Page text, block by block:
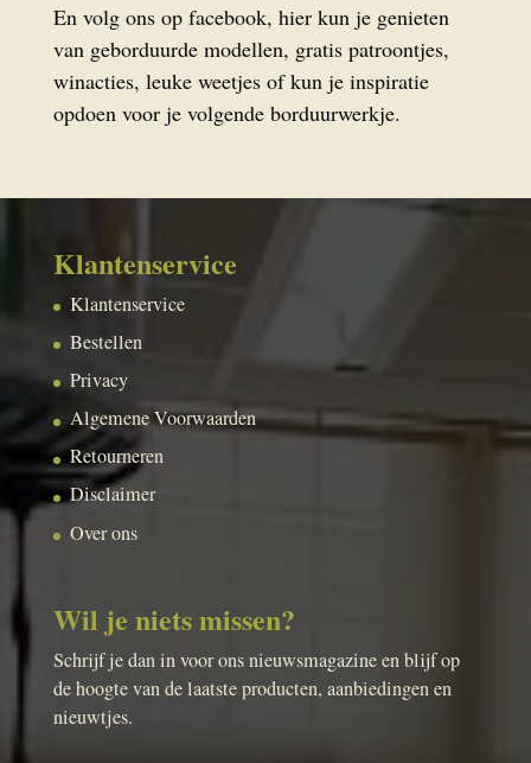
En volg ons op facebook, hier kun je genieten
van geborduurde modellen, gratis patroontjes,
winacties, leuke weetjes of kun je inspiratie
opdoen voor je volgende borduurwerkje.
Klantenservice
Klantenservice
Bestellen
Privacy
Algemene Voorwaarden
Retourneren
Disclaimer
Over ons
Wil je niets missen?
Schrijf je dan in voor ons nieuwsmagazine en blijf op
de hoogte van de laatste producten, aanbiedingen en
nieuwtjes.